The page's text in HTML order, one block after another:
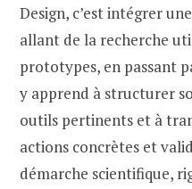
Design, c’est intégrer
allant de la recherche
prototypes, en passant
y apprend à structurer
outils pertinents et à
actions concrètes et
démarche scientifique,